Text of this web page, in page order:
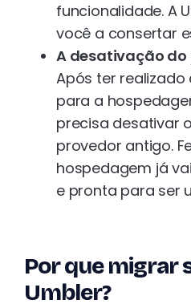
funcionalidade. A
você a consertar
A desativação
Após ter
para a
precisa desativar
provedor antigo.
hospedagem já
e pronta para ser
Por que migrar
Umbler?